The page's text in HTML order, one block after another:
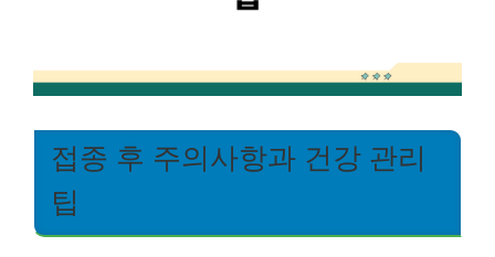
접종 후 주의사항과 건강 관리
팁